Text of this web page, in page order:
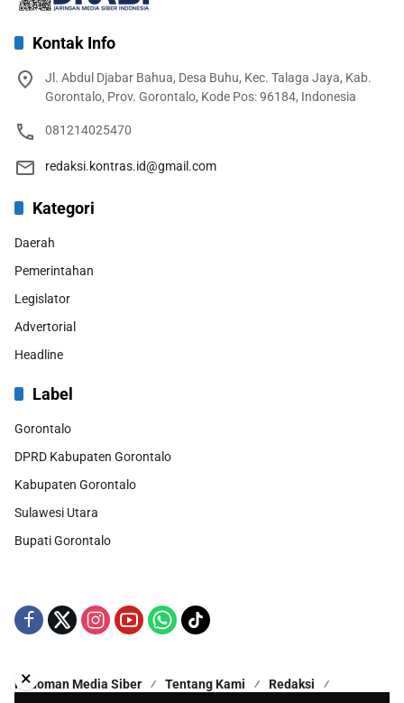
Kontak Info
Jl. Abdul Djabar Bahua, Desa Buhu, Kec. Talaga Jaya, Kab.
Gorontalo, Prov. Gorontalo, Kode Pos: 96184, Indonesia
081214025470
redaksi.kontras.id@gmail.com
Kategori
Daerah
Pemerintahan
Legislator
Advertorial
Headline
Label
Gorontalo
DPRD Kabupaten Gorontalo
Kabupaten Gorontalo
Sulawesi Utara
Bupati Gorontalo
Pedoman Media Siber Tentang Kami
Redaksi
×